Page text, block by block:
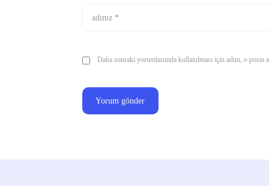
Daha sonraki yorumlarımda kullanılması için adım, e-posta